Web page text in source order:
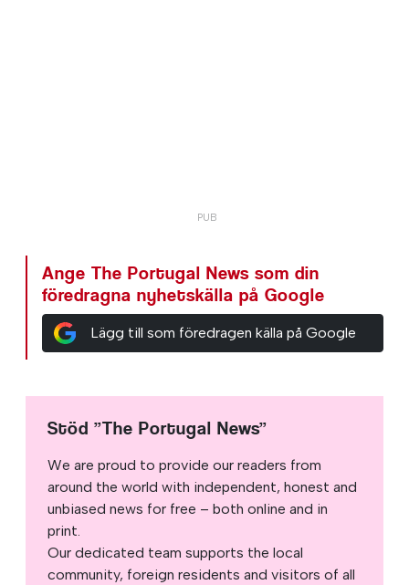
Ange The Portugal News som din
föredragna nyhetskälla på Google
Lägg till som föredragen källa på Google
Stöd ”The Portugal News”
We are proud to provide our readers from
around the world with independent, honest and
unbiased news for free – both online and in
print.
Our dedicated team supports the local
community, foreign residents and visitors of all